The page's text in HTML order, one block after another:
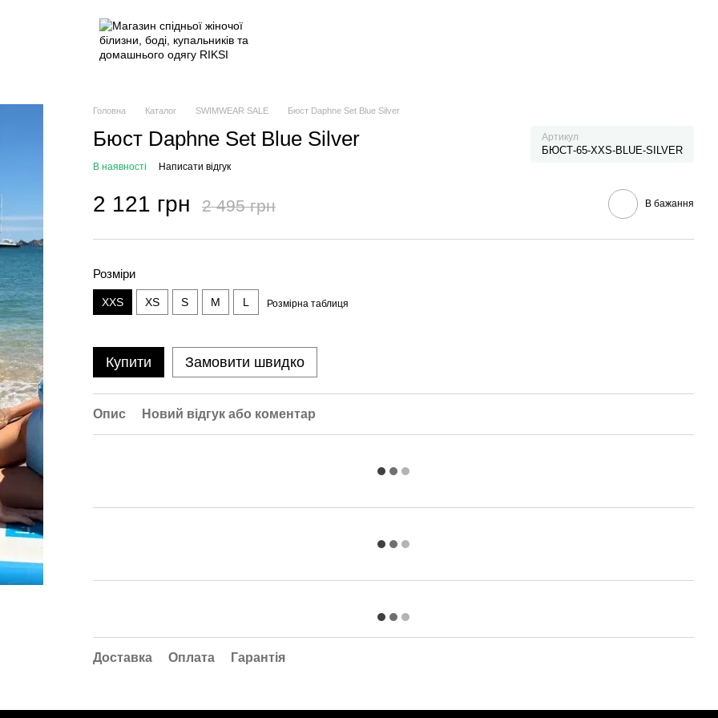
Головна Каталог SWIMWEAR SALE Бюст Daphne Set Blue Silver
Бюст Daphne Set Blue Silver Артикул
БЮСТ-65-XXS-BLUE-SILVER
В наявності Написати відгук
2 121 грн 2 495 грн В бажання
Розміри
XXS XS S M L Розмірна таблиця
Купити Замовити швидко
Опис Новий відгук або коментар
Доставка Оплата Гарантія